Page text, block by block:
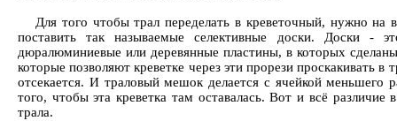
Для того чтобы трал переделать в креветочный, нужно на
поставить так называемые селективные доски. Доски -
дюралюминиевые или деревянные пластины, в которых
которые позволяют креветке через эти прорези проскакивать в
отсекается. И траловый мешок делается с ячейкой меньшего
того, чтобы эта креветка там оставалась. Вот и всё различие
трала.